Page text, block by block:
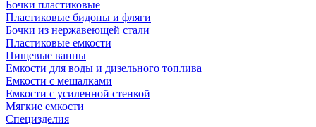
Бочки пластиковые
Пластиковые бидоны и фляги
Бочки из нержавеющей стали
Пластиковые емкости
Пищевые ванны
Емкости для воды и дизельного топлива
Емкости с мешалками
Емкости с усиленной стенкой
Мягкие емкости
Специзделия